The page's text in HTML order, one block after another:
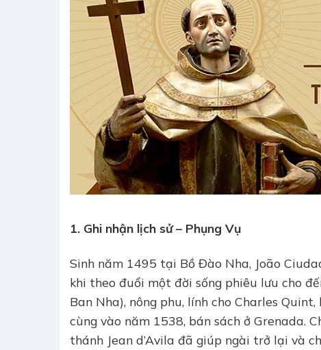
1. Ghi nhận lịch sử – Phụng Vụ
Sinh năm 1495 tại Bồ Đào Nha, João
khi theo đuổi một đời sống phiêu lưu cho
Ban Nha), nông phu, lính cho Charles
cùng vào năm 1538, bán sách ở Grenada.
thánh Jean d’Avila đã giúp ngài trở lại và